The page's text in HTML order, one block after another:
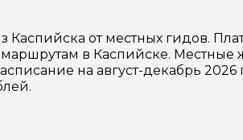
Каспийска от местных гидов.
в Каспийске. Местные
на август-декабрь